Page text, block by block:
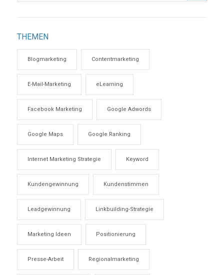
THEMEN
Blogmarketing Contentmarketing
E-Mail-Marketing eLearning
Facebook Marketing Google Adwords
Google Maps Google Ranking
Internet Marketing Strategie Keyword
Kundengewinnung Kundenstimmen
Leadgewinnung Linkbuilding-Strategie
Marketing Ideen Positionierung
Presse-Arbeit Regionalmarketing